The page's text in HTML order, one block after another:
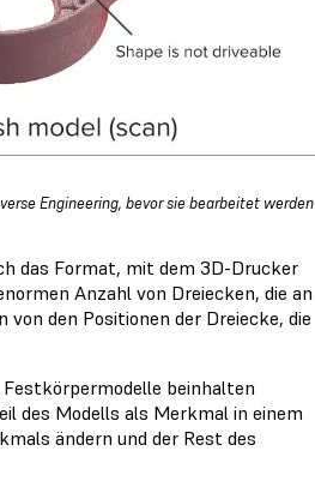
Engineering, bevor sie bearbeitet werden
das Format, mit dem 3D-Drucker
Anzahl von Dreiecken, die an
den Positionen der Dreiecke, die
Festkörpermodelle beinhalten
des Modells als Merkmal in einem
ändern und der Rest des